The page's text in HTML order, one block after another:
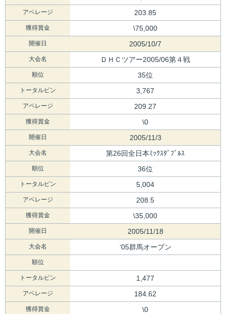
アベレージ 203.85
獲得賞金 \75,000
開催日 2005/10/7
大会名 ＤＨＣツアー2005/06第４戦
順位 35位
トータルピン 3,767
アベレージ 209.27
獲得賞金 \0
開催日 2005/11/3
大会名 第26回全日本ﾐｯｸｽﾀﾞﾌﾞﾙｽ
順位 36位
トータルピン 5,004
アベレージ 208.5
獲得賞金 \35,000
開催日 2005/11/18
大会名 ‘05群馬オープン
順位
トータルピン 1,477
アベレージ 184.62
獲得賞金 \0